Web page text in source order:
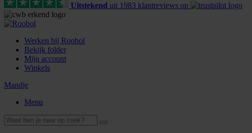
Uitstekend uit 1983 klantreviews op
Werken bij Roobol
Bekijk folder
Mijn account
Winkels
Mandje
Menu